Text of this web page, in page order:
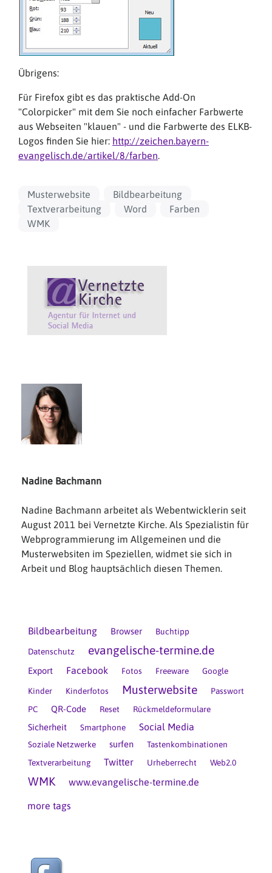
Übrigens:
Für Firefox gibt es das praktische Add-On
"Colorpicker" mit dem Sie noch einfacher Farbwerte
aus Webseiten "klauen" - und die Farbwerte des ELKB-
Logos finden Sie hier: http://zeichen.bayern-
evangelisch.de/artikel/8/farben.
Musterwebsite
Bildbearbeitung
Textverarbeitung
Word
Farben
WMK
Nadine Bachmann
Nadine Bachmann arbeitet als Webentwicklerin seit
August 2011 bei Vernetzte Kirche. Als Spezialistin für
Webprogrammierung im Allgemeinen und die
Musterwebsiten im Speziellen, widmet sie sich in
Arbeit und Blog hauptsächlich diesen Themen.
Bildbearbeitung Browser Buchtipp
Datenschutz evangelische-termine.de
Export Facebook Fotos Freeware Google
Kinder Kinderfotos Musterwebsite
Passwort
PC
QR-Code Reset Rückmeldeformulare
Sicherheit Smartphone Social Media
Soziale Netzwerke surfen
Tastenkombinationen
Textverarbeitung
Twitter Urheberrecht Web2.0
WMK www.evangelische-termine.de
more tags